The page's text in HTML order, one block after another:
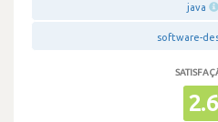
java
software-
2.6